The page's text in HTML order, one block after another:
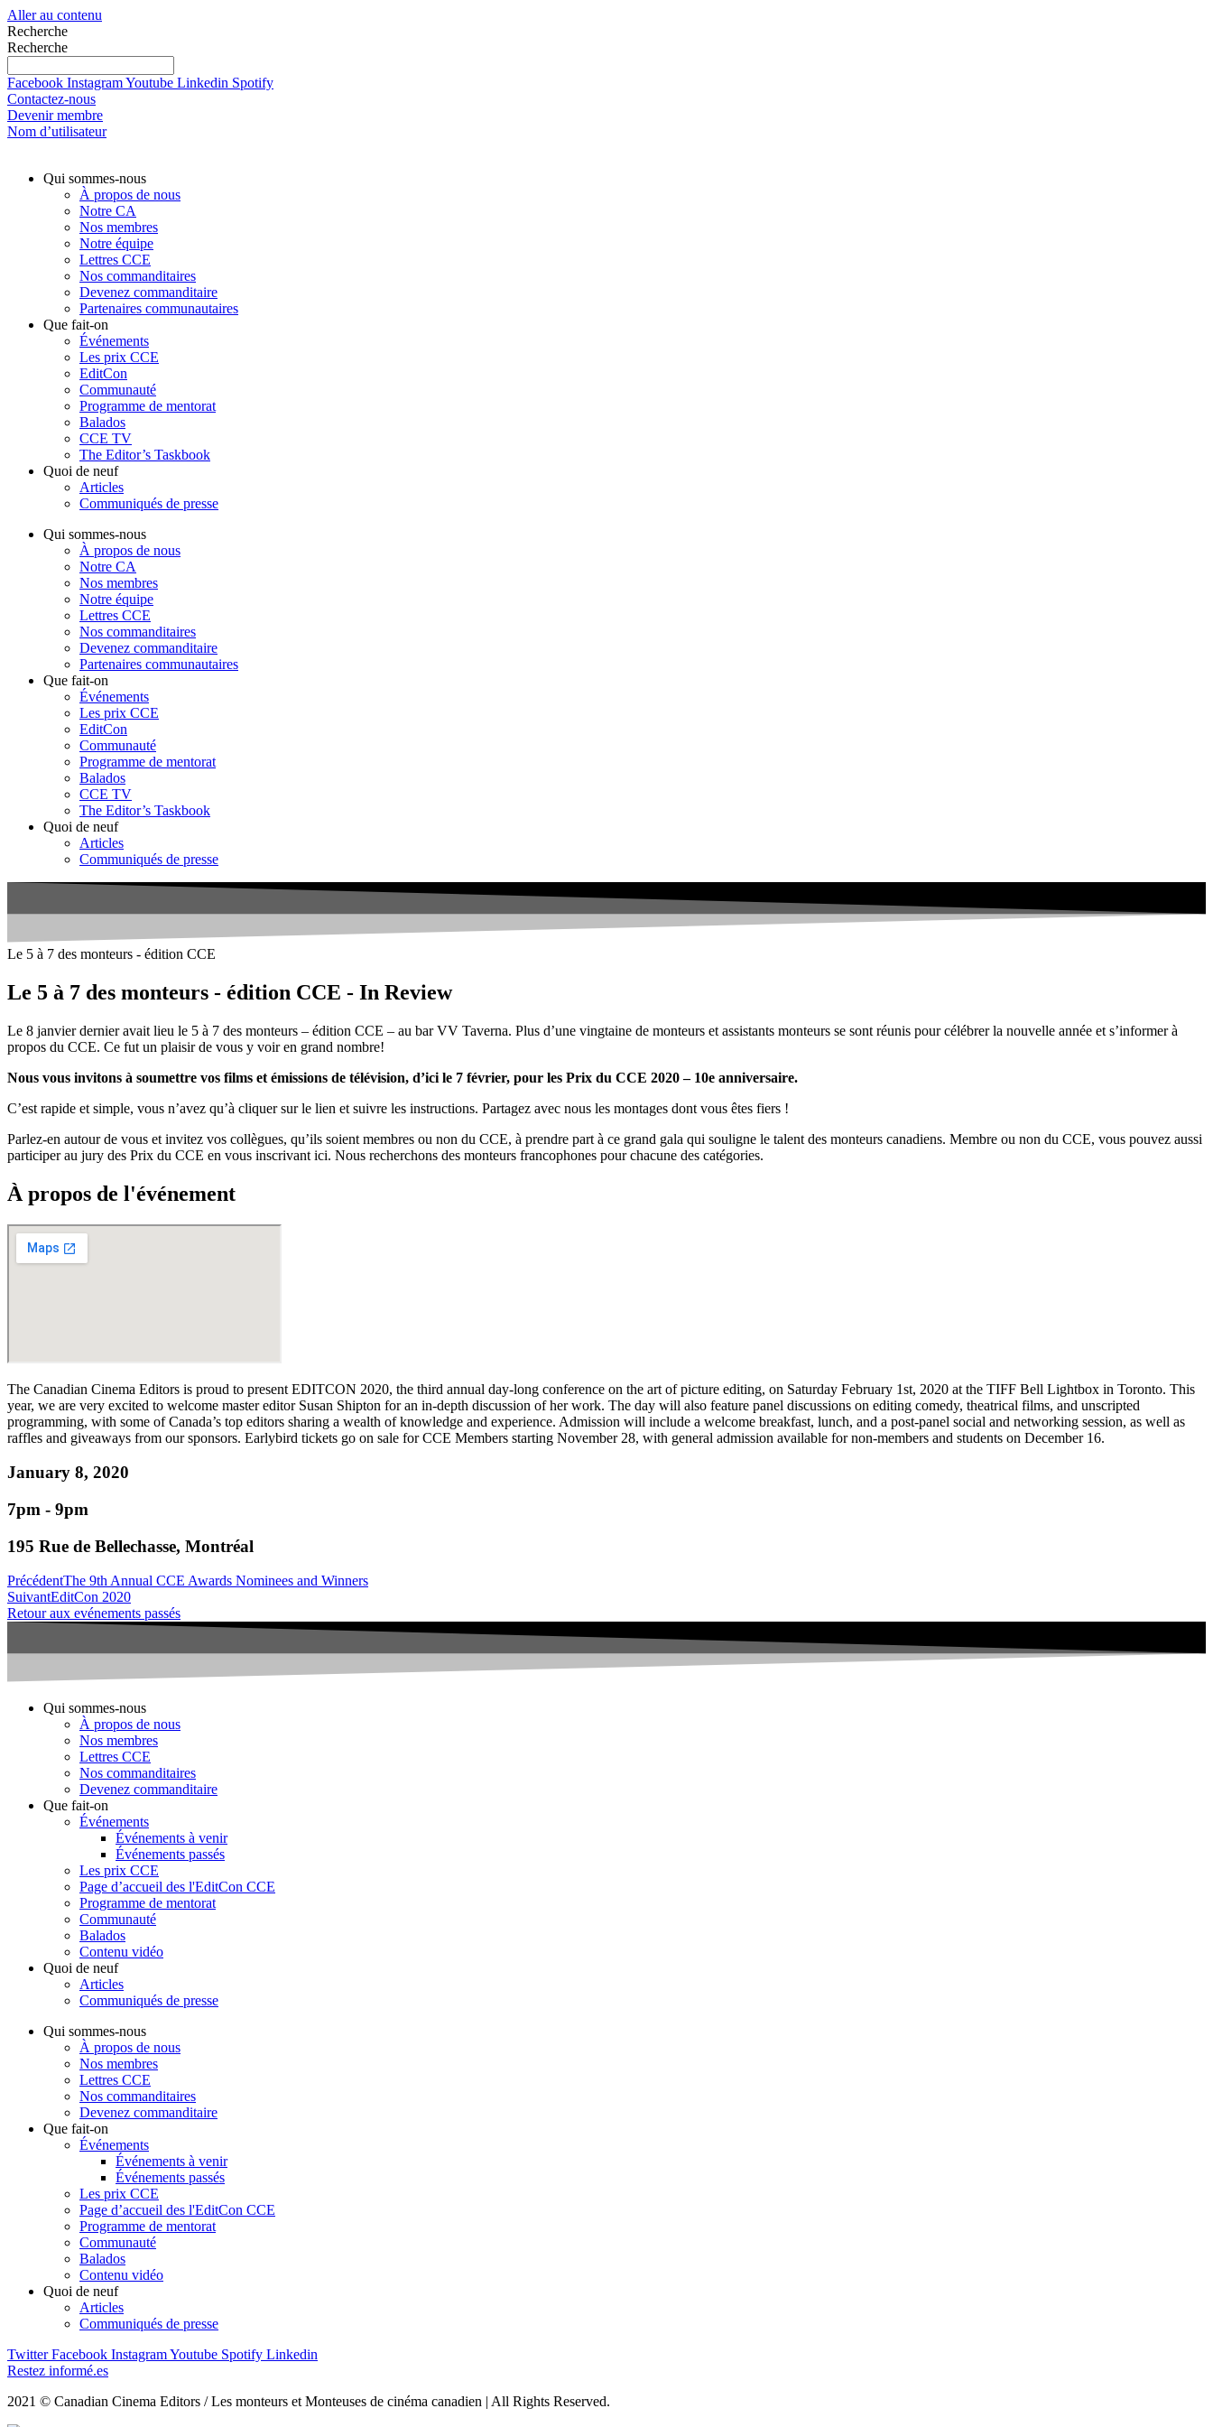
Aller au contenu
Recherche
Recherche
Facebook InstagramYoutube Linkedin Spotify
Contactez-nous
Devenir membre
Nom d’utilisateur
Qui sommes-nous
À propos de nous
Notre CA
Nos membres
Notre équipe
Lettres CCE
Nos commanditaires
Devenez commanditaire
Partenaires communautaires
Que fait-on
Événements
Les prix CCE
EditCon
Communauté
Programme de mentorat
Balados
CCE TV
The Editor’s Taskbook
Quoi de neuf
Articles
Communiqués de presse
Qui sommes-nous
À propos de nous
Notre CA
Nos membres
Notre équipe
Lettres CCE
Nos commanditaires
Devenez commanditaire
Partenaires communautaires
Que fait-on
Événements
Les prix CCE
EditCon
Communauté
Programme de mentorat
Balados
CCE TV
The Editor’s Taskbook
Quoi de neuf
Articles
Communiqués de presse
Le 5 à 7 des monteurs - édition CCE
Le 5 à 7 des monteurs - édition CCE - In Review
Le 8 janvier dernier avait lieu le 5 à 7 des monteurs – édition CCE – au bar VV Taverna. Plus d’une vingtaine de monteurs et assistants monteurs se sont réunis pour célébrer la nouvelle année et s’informer à
propos du CCE. Ce fut un plaisir de vous y voir en grand nombre!
Nous vous invitons à soumettre vos films et émissions de télévision, d’ici le 7 février, pour les Prix du CCE 2020 – 10e anniversaire.
C’est rapide et simple, vous n’avez qu’à cliquer sur le lien et suivre les instructions. Partagez avec nous les montages dont vous êtes fiers !
Parlez-en autour de vous et invitez vos collègues, qu’ils soient membres ou non du CCE, à prendre part à ce grand gala qui souligne le talent des monteurs canadiens. Membre ou non du CCE, vous pouvez aussi
participer au jury des Prix du CCE en vous inscrivant ici. Nous recherchons des monteurs francophones pour chacune des catégories.
À propos de l'événement
The Canadian Cinema Editors is proud to present EDITCON 2020, the third annual day-long conference on the art of picture editing, on Saturday February 1st, 2020 at the TIFF Bell Lightbox in Toronto. This
year, we are very excited to welcome master editor Susan Shipton for an in-depth discussion of her work. The day will also feature panel discussions on editing comedy, theatrical films, and unscripted
programming, with some of Canada’s top editors sharing a wealth of knowledge and experience. Admission will include a welcome breakfast, lunch, and a post-panel social and networking session, as well as
raffles and giveaways from our sponsors. Earlybird tickets go on sale for CCE Members starting November 28, with general admission available for non-members and students on December 16.
January 8, 2020
7pm - 9pm
195 Rue de Bellechasse, Montréal
PrécédentThe 9th Annual CCE Awards Nominees and Winners
SuivantEditCon 2020
Retour aux evénements passés
Qui sommes-nous
À propos de nous
Nos membres
Lettres CCE
Nos commanditaires
Devenez commanditaire
Que fait-on
Événements
Événements à venir
Événements passés
Les prix CCE
Page d’accueil des l'EditCon CCE
Programme de mentorat
Communauté
Balados
Contenu vidéo
Quoi de neuf
Articles
Communiqués de presse
Qui sommes-nous
À propos de nous
Nos membres
Lettres CCE
Nos commanditaires
Devenez commanditaire
Que fait-on
Événements
Événements à venir
Événements passés
Les prix CCE
Page d’accueil des l'EditCon CCE
Programme de mentorat
Communauté
Balados
Contenu vidéo
Quoi de neuf
Articles
Communiqués de presse
Twitter Facebook InstagramYoutube Spotify Linkedin
Restez informé.es
2021 © Canadian Cinema Editors / Les monteurs et Monteuses de cinéma canadien | All Rights Reserved.